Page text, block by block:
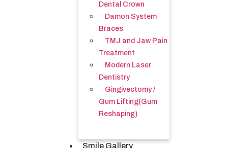
Dental Crown
Damon System
Braces
TMJ and Jaw Pain
Treatment
Modern Laser
Dentistry
Gingivectomy /
Gum Lifting(Gum
Reshaping)
Smile Gallery